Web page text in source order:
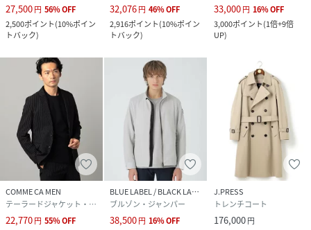
27,500円 56%OFF
2,500ポイント(10%ポイン
トバック)
32,076円 46%OFF
2,916ポイント(10%ポイン
トバック)
33,000円 16%OFF
3,000ポイント(1倍+9倍
UP)
COMME CA MEN
テーラードジャケット・ブレザー
22,770円 55%OFF
BLUE LABEL / BLACK LABEL CRESTBRIDGE
ブルゾン・ジャンパー
38,500円 16%OFF
J.PRESS
トレンチコート
176,000円